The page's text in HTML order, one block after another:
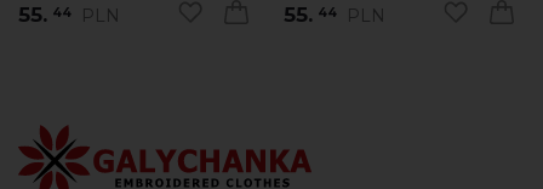
55. 44 PLN 55. 44 PLN